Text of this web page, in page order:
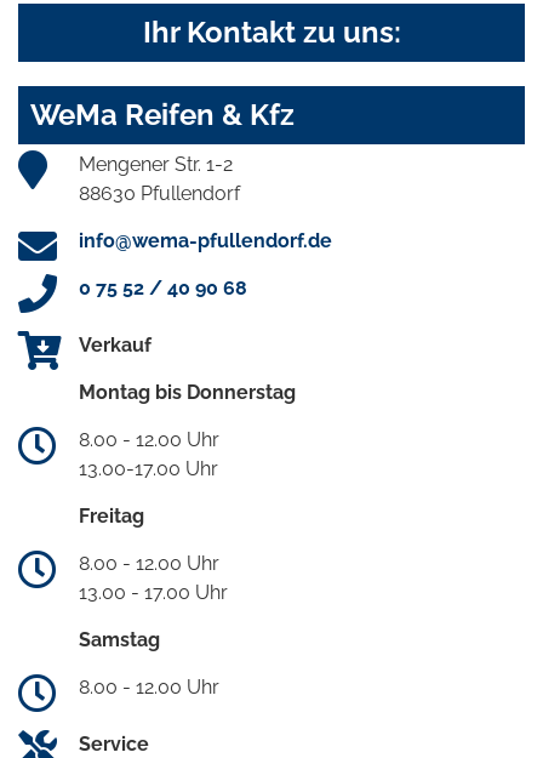
Ihr Kontakt zu uns:
WeMa Reifen & Kfz
Mengener Str. 1-2
88630 Pfullendorf
info@wema-pfullendorf.de
0 75 52 / 40 90 68
Verkauf
Montag bis Donnerstag
8.00 - 12.00 Uhr
13.00-17.00 Uhr
Freitag
8.00 - 12.00 Uhr
13.00 - 17.00 Uhr
Samstag
8.00 - 12.00 Uhr
Service